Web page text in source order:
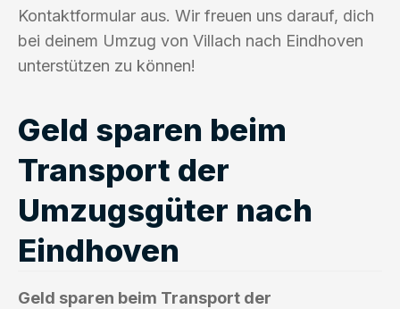
Kontaktformular aus. Wir freuen uns darauf, dich
bei deinem Umzug von Villach nach Eindhoven
unterstützen zu können!
Geld sparen beim
Transport der
Umzugsgüter nach
Eindhoven
Geld sparen beim Transport der